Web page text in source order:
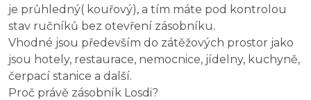
je průhledný( kouřový), a tím máte pod kontrolou
stav ručníků bez otevření zásobníku.
Vhodné jsou především do zátěžových prostor jako
jsou hotely, restaurace, nemocnice, jídelny, kuchyně,
čerpací stanice a další.
Proč právě zásobník Losdi?